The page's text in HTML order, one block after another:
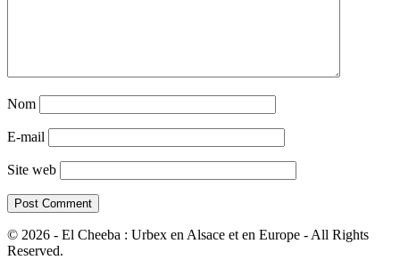
Nom
E-mail
Site web
© 2026 - El Cheeba : Urbex en Alsace et en Europe - All Rights
Reserved.